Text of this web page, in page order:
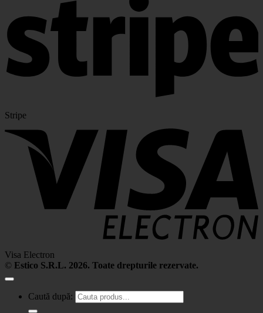
Stripe
Visa Electron
© Estico S.R.L. 2026. Toate drepturile rezervate.
Caută după: